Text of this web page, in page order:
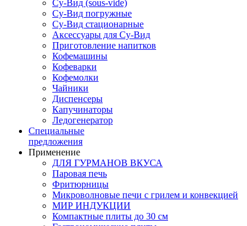
Су-Вид (sous-vide)
Су-Вид погружные
Су-Вид стационарные
Аксессуары для Су-Вид
Приготовление напитков
Кофемашины
Кофеварки
Кофемолки
Чайники
Диспенсеры
Капучинаторы
Ледогенератор
Специальные
предложения
Применение
ДЛЯ ГУРМАНОВ ВКУСА
Паровая печь
Фритюрницы
Микроволновые печи с грилем и конвекцией
МИР ИНДУКЦИИ
Компактные плиты до 30 см